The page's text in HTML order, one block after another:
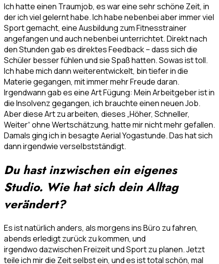
Ich hatte einen Traumjob, es war eine sehr schöne Zeit, in
der ich viel gelernt habe. Ich habe nebenbei aber immer viel
Sport gemacht, eine Ausbildung zum Fitnesstrainer
angefangen und auch nebenbei unterrichtet. Direkt nach
den Stunden gab es direktes Feedback – dass sich die
Schüler besser fühlen und sie Spaß hatten. Sowas ist toll.
Ich habe mich dann weiterentwickelt, bin tiefer in die
Materie gegangen, mit immer mehr Freude daran.
Irgendwann gab es eine Art Fügung: Mein Arbeitgeber ist in
die Insolvenz gegangen, ich brauchte einen neuen Job.
Aber diese Art zu arbeiten, dieses „Höher, Schneller,
Weiter“ ohne Wertschätzung, hatte mir nicht mehr gefallen.
Damals ging ich in besagte Aerial Yogastunde. Das hat sich
dann irgendwie verselbstständigt.
Du hast inzwischen ein eigenes
Studio. Wie hat sich dein Alltag
verändert?
Es ist natürlich anders, als morgens ins Büro zu fahren,
abends erledigt zurück zu kommen, und
irgendwo dazwischen Freizeit und Sport zu planen. Jetzt
teile ich mir die Zeit selbst ein, und es ist total schön, mal